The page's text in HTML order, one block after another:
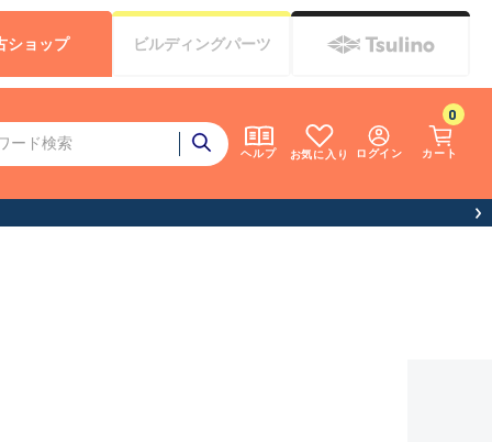
ヘルプ お気に入り ログイン カート
0
ショップ ビルディングパーツ